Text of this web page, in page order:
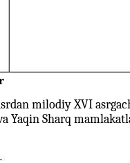
milodiy XVI
Yaqin Sharq